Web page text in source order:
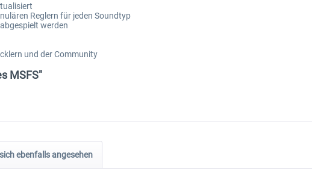
Reglern für jeden Soundtyp
werden
und der Community
MSFS"
ebenfalls angesehen